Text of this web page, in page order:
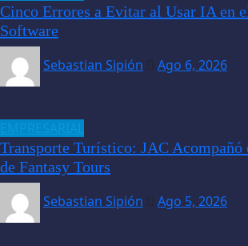
Cinco Errores a Evitar al Usar IA en
Software
Sebastian Sipión
Ago 6, 2026
Transporte Turístico: JAC
de Fantasy Tours
Sebastian Sipión
Ago 5, 2026